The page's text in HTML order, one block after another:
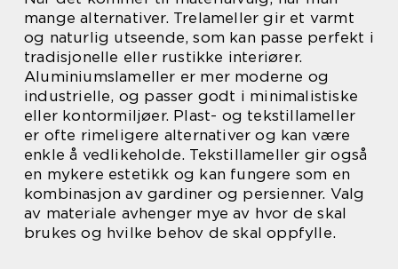
mange alternativer. Trelameller gir et varmt
og naturlig utseende, som kan passe perfekt i
tradisjonelle eller rustikke interiører.
Aluminiumslameller er mer moderne og
industrielle, og passer godt i minimalistiske
eller kontormiljøer. Plast- og tekstillameller
er ofte rimeligere alternativer og kan være
enkle å vedlikeholde. Tekstillameller gir også
en mykere estetikk og kan fungere som en
kombinasjon av gardiner og persienner. Valg
av materiale avhenger mye av hvor de skal
brukes og hvilke behov de skal oppfylle.